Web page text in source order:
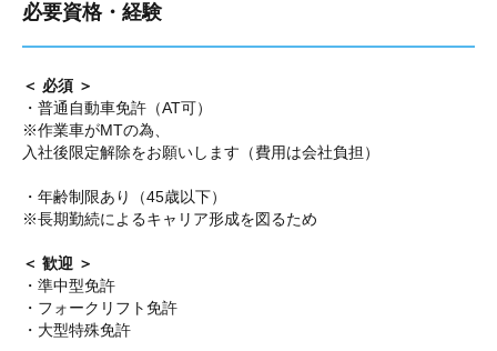
必要資格・経験
＜ 必須 ＞
・普通自動車免許（AT可）
※作業車がMTの為、
入社後限定解除をお願いします（費用は会社負担）
・年齢制限あり（45歳以下）
※長期勤続によるキャリア形成を図るため
＜ 歓迎 ＞
・準中型免許
・フォークリフト免許
・大型特殊免許